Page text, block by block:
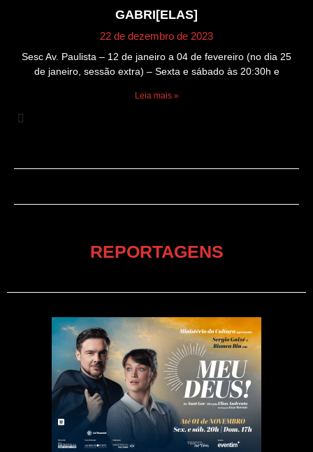
GABRI[ELAS]
22 de dezembro de 2023
Sesc Av. Paulista – 12 de janeiro a 04 de fevereiro (no dia 25
de janeiro, sessão extra) – Sexta e sábado às 20:30h e
Leia mais »
REPORTAGENS